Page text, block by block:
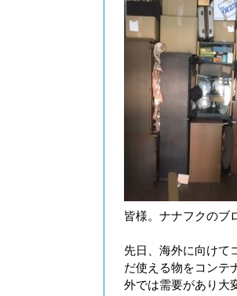
皆様。ナナフクのブ
先日、海外に向けて
だ使える物をコンテ
外では需要があり大